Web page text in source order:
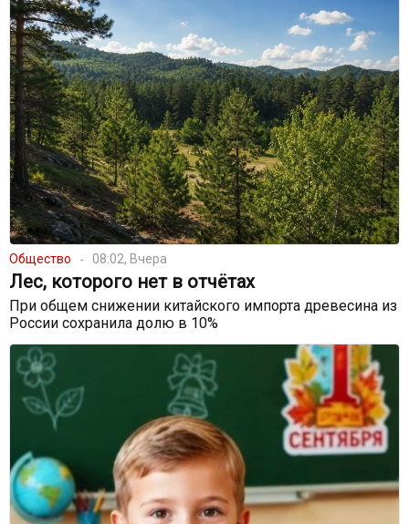
Общество 08:02, Вчера
Лес, которого нет в отчётах
При общем снижении китайского импорта древесина из
России сохранила долю в 10%